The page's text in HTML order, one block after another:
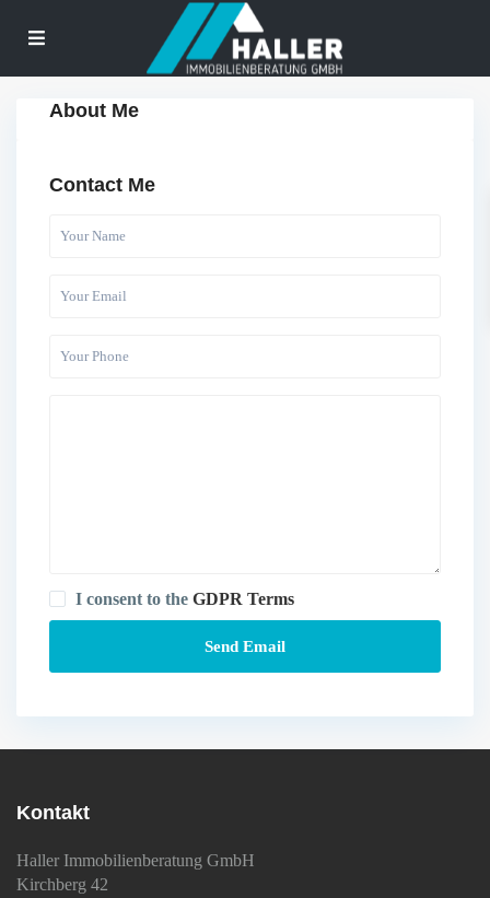
About Me
Contact Me
I consent to theGDPR Terms
Kontakt
Haller Immobilienberatung GmbH
Kirchberg 42